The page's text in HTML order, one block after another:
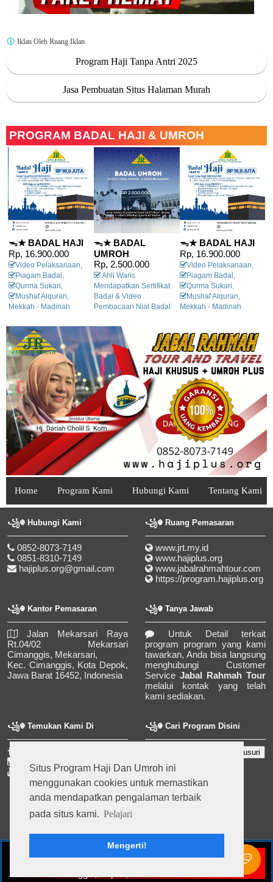
Situs Program Haji Dan Umroh ini
menggunakan cookies untuk memastikan
anda mendapatkan pengalaman terbaik
pada situs kami. Pelajari
Mengerti!
Program Haji Tanpa Antri 2025
Jasa Pembuatan Situs Halaman Murah
Iklan Oleh Ruang Iklan
PROGRAM BADAL HAJI & UMROH
ᯓ★ BADAL HAJI
Rp, 16.900.000
Video Pelaksanaan,
Piagam Badal,
Qurma Sukari,
Mushaf Alquran,
Mekkah - Madinah
ᯓ★ BADAL
UMROH
Rp, 2.500.000
Ahli Waris
Mendapatkan Sertifikat
Badal & Video
Pembacaan Niat Badal
ᯓ★ BADAL HAJI
Rp, 16.900.000
Video Pelaksanaan,
Piagam Badal,
Qurma Sukari,
Mushaf Alquran,
Mekkah - Madinah
Home Program Kami Hubungi Kami Tentang Kami
꧁☬ Hubungi Kami
0852-8073-7149
0851-8310-7149
hajiplus.org@gmail.com
꧁☬ Ruang Pemasaran
www.jrt.my.id
www.hajiplus.org
www.jabalrahmahtour.com
https://program.hajiplus.org
꧁☬ Kantor Pemasaran
Jalan Mekarsari Raya
Rt.04/02 Mekarsari
Cimanggis, Mekarsari,
Kec. Cimanggis, Kota Depok,
Jawa Barat 16452, Indonesia
꧁☬ Tanya Jawab
Untuk Detail terkait
program program yang kami
tawarkan, Anda bisa langsung
menghubungi Customer
ServiceJabal Rahmah Tour
melalui kontak yang telah
kami sediakan.
꧁☬ Temukan Kami Di
@jabalrahmahtour
꧁☬ Cari Program Disini
Program Haji & Umroh Indonesia
Jabal Rahmah Tour And Travel Haji Khusus & Umroh Plus